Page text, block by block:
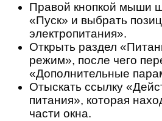
Правой кнопкой мыши
«Пуск» и выбрать
электропитания».
Открыть раздел
режим», после чего
«Дополнительные
Отыскать ссылку
питания», которая
части окна.